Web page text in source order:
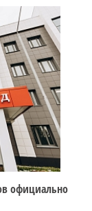
официально